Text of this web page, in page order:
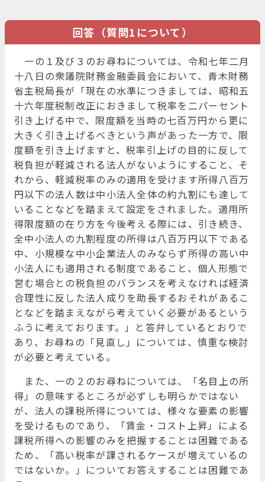
回答（質問1について）
一の１及び３のお尋ねについては、令和七年二月
十八日の衆議院財務金融委員会において、青木財務
省主税局長が「現在の水準につきましては、昭和五
十六年度税制改正におきまして税率を二パーセント
引き上げる中で、限度額を当時の七百万円から更に
大きく引き上げるべきという声があった一方で、限
度額を引き上げますと、税率引上げの目的に反して
税負担が軽減される法人がないようにすること、そ
れから、軽減税率のみの適用を受けます所得八百万
円以下の法人数は中小法人全体の約九割にも達して
いることなどを踏まえて設定をされました。適用所
得限度額の在り方を今後考える際には、引き続き、
全中小法人の九割程度の所得は八百万円以下である
中、小規模な中小企業法人のみならず所得の高い中
小法人にも適用される制度であること、個人形態で
営む場合との税負担のバランスを考えなければ経済
合理性に反した法人成りを助長するおそれがあるこ
となどを踏まえながら考えていく必要があるという
ふうに考えております。」と答弁しているとおりで
あり、お尋ねの「見直し」については、慎重な検討
が必要と考えている。
また、一の２のお尋ねについては、「名目上の所
得」の意味するところが必ずしも明らかではない
が、法人の課税所得については、様々な要素の影響
を受けるものであり、「賃金・コスト上昇」による
課税所得への影響のみを把握することは困難である
ため、「高い税率が課されるケースが増えているの
ではないか。」についてお答えすることは困難であ